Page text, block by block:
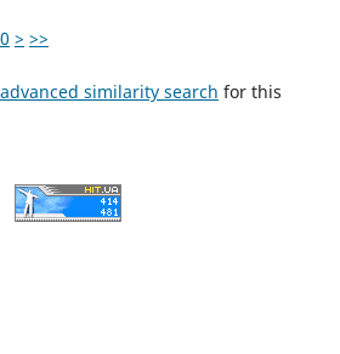
> >>
similarity search for this